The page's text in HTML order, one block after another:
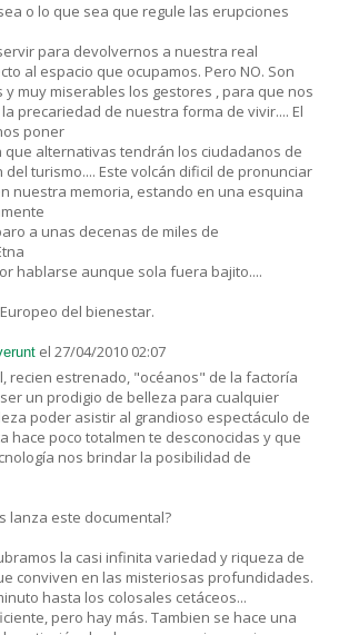
o lo que sea que regule las erupciones
para devolvernos a nuestra real
al espacio que ocupamos. Pero NO. Son
y muy miserables los gestores , para que nos
precariedad de nuestra forma de vivir.... El
poner
que alternativas tendrán los ciudadanos de
turismo.... Este volcán dificil de pronunciar
nuestra memoria, estando en una esquina
a unas decenas de miles de
hablarse aunque sola fuera bajito....
del bienestar.
el 27/04/2010 02:07
recien estrenado, "océanos" de la factoría
un prodigio de belleza para cualquier
poder asistir al grandioso espectáculo de
hace poco totalmen te desconocidas y que
nos brindar la posibilidad de
lanza este documental?
la casi infinita variedad y riqueza de
conviven en las misteriosas profundidades.
hasta los colosales cetáceos...
pero hay más. Tambien se hace una